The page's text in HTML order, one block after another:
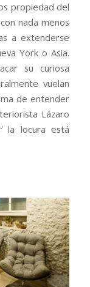
propiedad del
nada menos
a extenderse
York o Asia.
su curiosa
vuelan
de entender
Lázaro
la locura está